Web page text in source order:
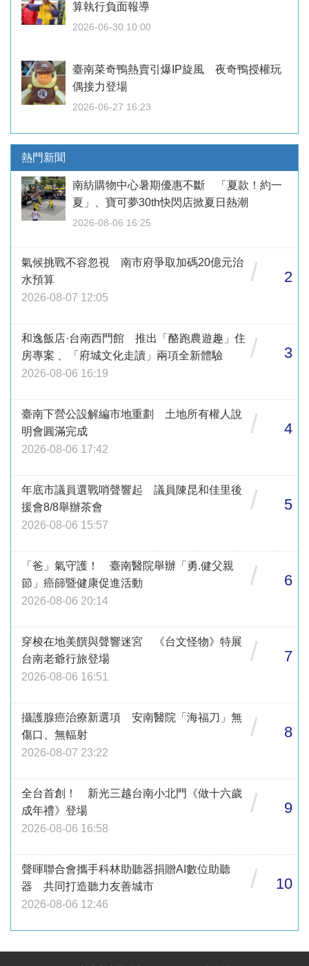
算執行負面報導
2026-06-30 10:00
臺南菜奇鴨熱賣引爆IP旋風 夜奇鴨授權玩
偶接力登場
2026-06-27 16:23
熱門新聞
南紡購物中心暑期優惠不斷 「夏款！約一
夏」、寶可夢30th快閃店掀夏日熱潮
2026-08-06 16:25
氣候挑戰不容忽視 南市府爭取加碼20億元治
水預算
2026-08-07 12:05
/ 2
和逸飯店·台南西門館 推出「酪跑農遊趣」住
房專案 、「府城文化走讀」兩項全新體驗
2026-08-06 16:19
/ 3
臺南下營公設解編市地重劃 土地所有權人說
明會圓滿完成
2026-08-06 17:42
/ 4
年底市議員選戰哨聲響起 議員陳昆和佳里後
援會8/8舉辦茶會
2026-08-06 15:57
/ 5
「爸」氣守護！ 臺南醫院舉辦「勇.健父親
節」癌篩暨健康促進活動
2026-08-06 20:14
/ 6
穿梭在地美饌與聲響迷宮 《台文怪物》特展
台南老爺行旅登場
2026-08-06 16:51
/ 7
攝護腺癌治療新選項 安南醫院「海福刀」無
傷口、無輻射
2026-08-07 23:22
/ 8
全台首創！ 新光三越台南小北門《做十六歲
成年禮》登場
2026-08-06 16:58
/ 9
聲暉聯合會攜手科林助聽器捐贈AI數位助聽
器 共同打造聽力友善城市
2026-08-06 12:46
/ 10